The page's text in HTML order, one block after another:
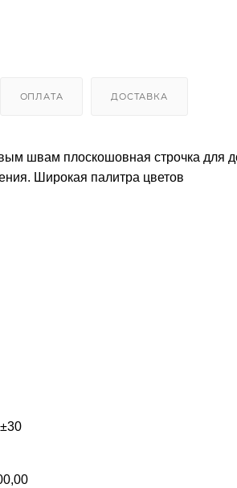
ОПЛАТА ДОСТАВКА
швам плоскошовная строчка для
Широкая палитра цветов